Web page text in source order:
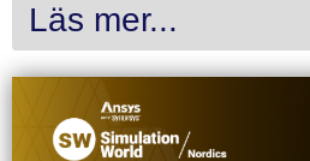
Läs mer...